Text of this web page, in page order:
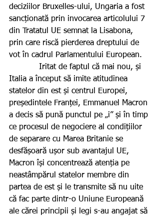
deciziilor Bruxelles-ului, Ungaria a fost
sancționată prin invocarea articolului 7
din Tratatul UE semnat la Lisabona,
prin care riscă pierderea dreptului de
vot în cadrul Parlamentului European.
Italia a început să imite atitudinea
statelor din est și centrul Europei,
președintele Franței, Emmanuel Macron
a decis să pună punctul pe „i” și în timp
ce procesul de negociere al condițiilor
de separare cu Marea Britanie se
desfășoară ușor sub avantajul UE,
Macron își concentrează atenția pe
neastâmpărul statelor membre din
partea de est și le transmite să nu uite
că fac parte dintr-o Uniune Europeană
ale cărei principii și legi s-au angajat să